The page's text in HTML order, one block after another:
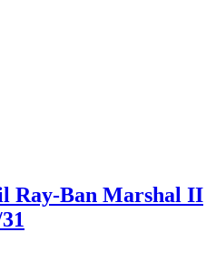
Ray-Ban Marshal II